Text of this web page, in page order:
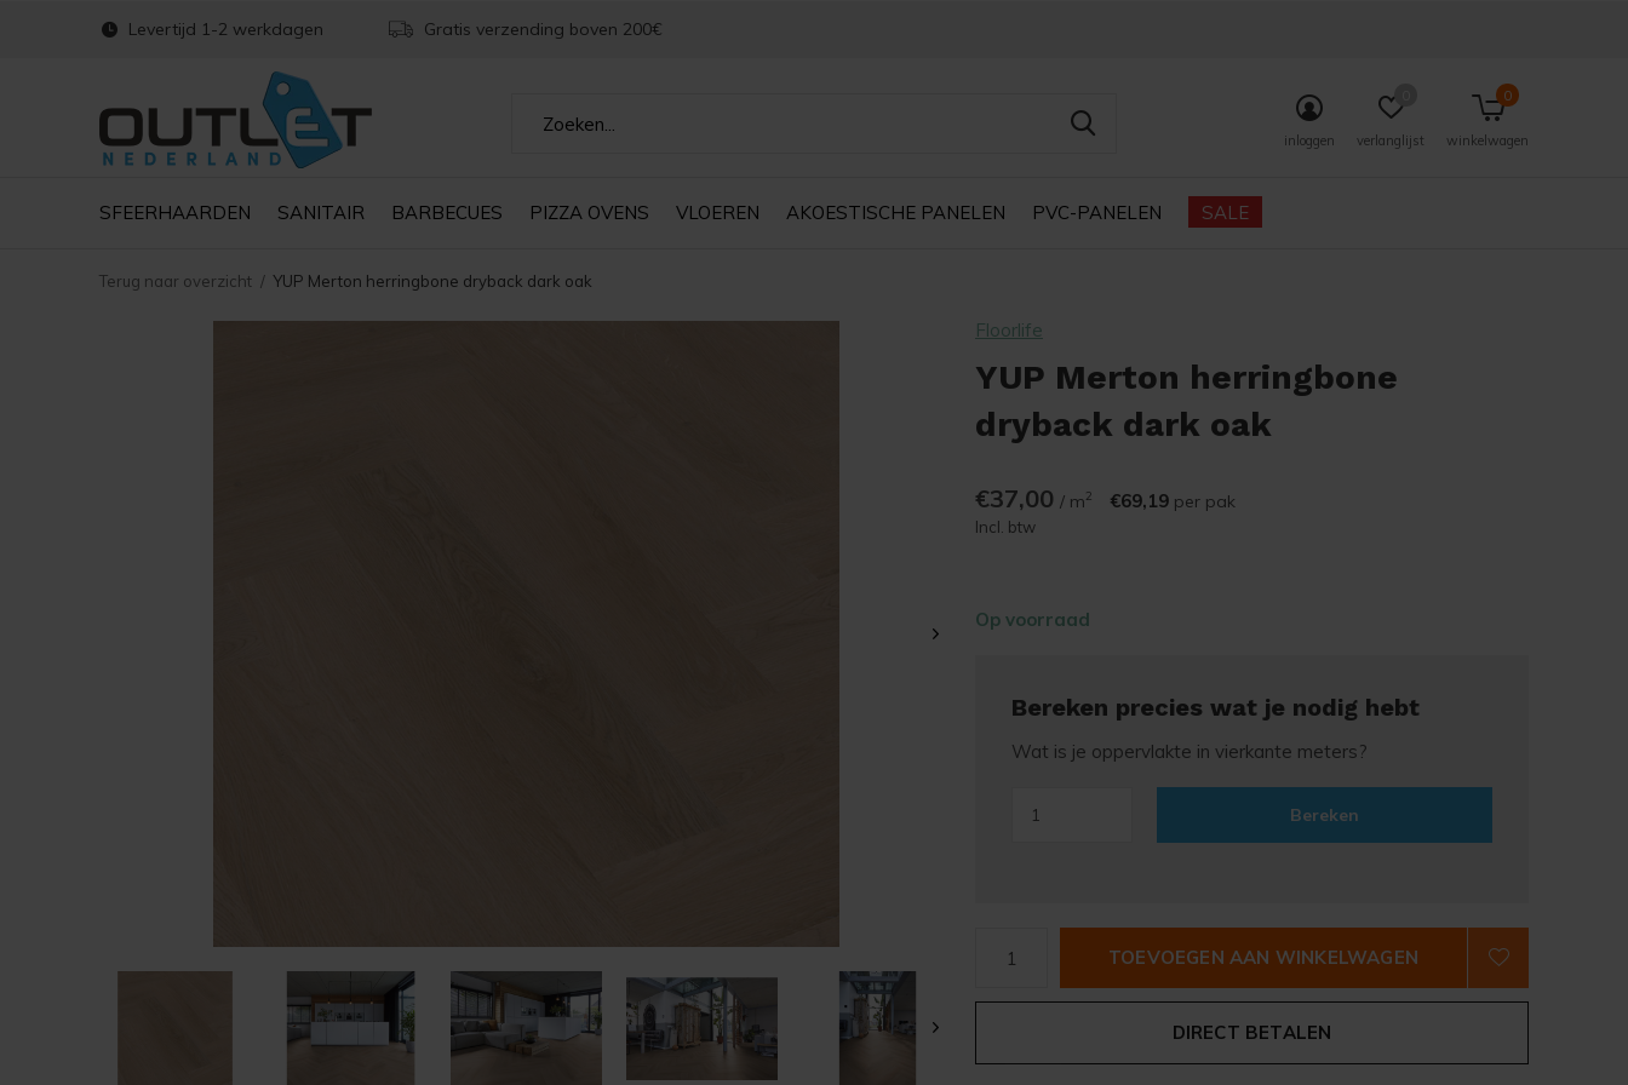
SFEERHAARDEN SANITAIR BARBECUES PIZZA OVENS VLOEREN AKOESTISCHE PANELEN PVC-PANELEN SALE
inloggen verlanglijst winkelwagen
0
Levertijd 1-2 werkdagen Gratis verzending boven 200€
Terug naar overzicht YUP Merton herringbone dryback dark oak
Floorlife
YUP Merton herringbone
dryback dark oak
€37,00 / m2 €69,19 per pak
Incl. btw
Op voorraad
Bereken precies wat je nodig hebt
Wat is je oppervlakte in vierkante meters?
Bereken
TOEVOEGEN AAN WINKELWAGEN
DIRECT BETALEN